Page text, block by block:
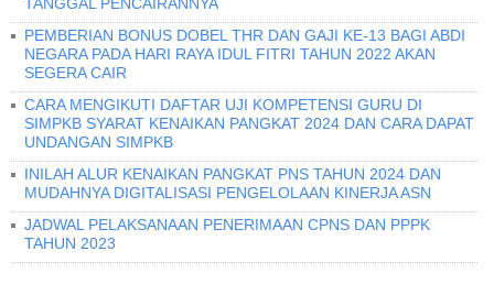
PEMBERIAN BONUS DOBEL THR DAN GAJI KE-13 BAGI ABDI
NEGARA PADA HARI RAYA IDUL FITRI TAHUN 2022 AKAN
SEGERA CAIR
CARA MENGIKUTI DAFTAR UJI KOMPETENSI GURU DI
SIMPKB SYARAT KENAIKAN PANGKAT 2024 DAN CARA DAPAT
UNDANGAN SIMPKB
INILAH ALUR KENAIKAN PANGKAT PNS TAHUN 2024 DAN
MUDAHNYA DIGITALISASI PENGELOLAAN KINERJA ASN
JADWAL PELAKSANAAN PENERIMAAN CPNS DAN PPPK
TAHUN 2023